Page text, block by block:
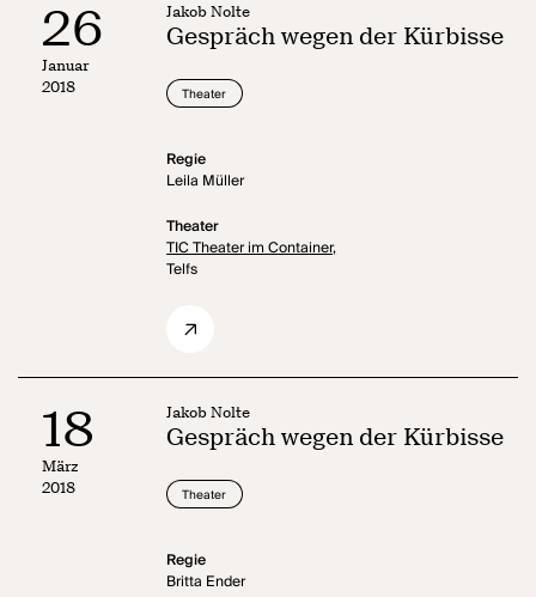
26
Januar
2018
Jakob Nolte
Gespräch wegen der Kürbisse
Theater
Regie
Leila Müller
Theater
TIC Theater im Container,
Telfs
18
März
2018
Jakob Nolte
Gespräch wegen der Kürbisse
Theater
Regie
Britta Ender